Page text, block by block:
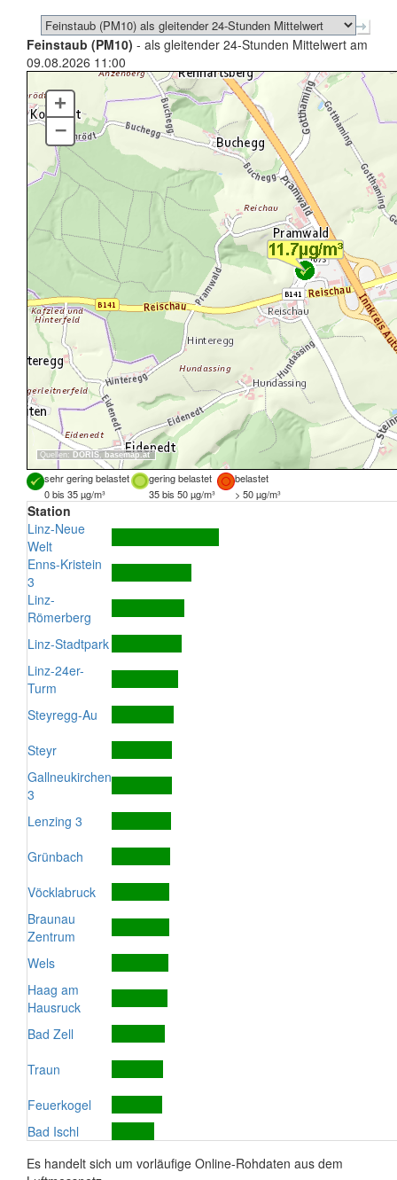
Feinstaub (PM10) - als gleitender 24-Stunden Mittelwert am
09.08.2026 11:00
Quellen: DORIS, basemap.at
+
–
sehr gering belastet gering belastet
belastet
0 bis 35 µg/m³
35 bis 50 µg/m³ > 50 µg/m³
Station
Linz-Neue
Welt
Enns-Kristein
3
Linz-
Römerberg
Linz-Stadtpark
Linz-24er-
Turm
Steyregg-Au
Steyr
Gallneukirchen
3
Lenzing 3
Grünbach
Vöcklabruck
Braunau
Zentrum
Wels
Haag am
Hausruck
Bad Zell
Traun
Feuerkogel
Bad Ischl
Es handelt sich um vorläufige Online-Rohdaten aus dem